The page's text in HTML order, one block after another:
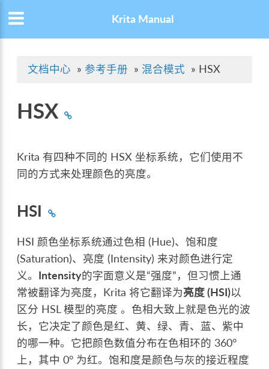
Krita Manual
文档中心 » 参考手册 » 混合模式 » HSX
HSX
Krita 有四种不同的 HSX 坐标系统，它们使用不
同的方式来处理颜色的亮度。
HSI
HSI 颜色坐标系统通过色相 (Hue)、饱和度
(Saturation)、亮度 (Intensity) 来对颜色进行定
义。 Intensity的字面意义是“强度”，但习惯上通
常被翻译为亮度，Krita 将它翻译为亮度 (HSI)以
区分 HSL 模型的亮度 。色相大致上就是色光的波
长，它决定了颜色是红、黄、绿、青、蓝、紫中
的哪一种。它把颜色数值分布在色相环的 360°
上，其中 0° 为红。饱和度是颜色与灰的接近程度